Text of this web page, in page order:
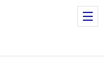
et de production